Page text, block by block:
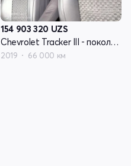
154 903 320 UZS
Chevrolet Tracker III - поколение рестайлинг
2019 66 000 км